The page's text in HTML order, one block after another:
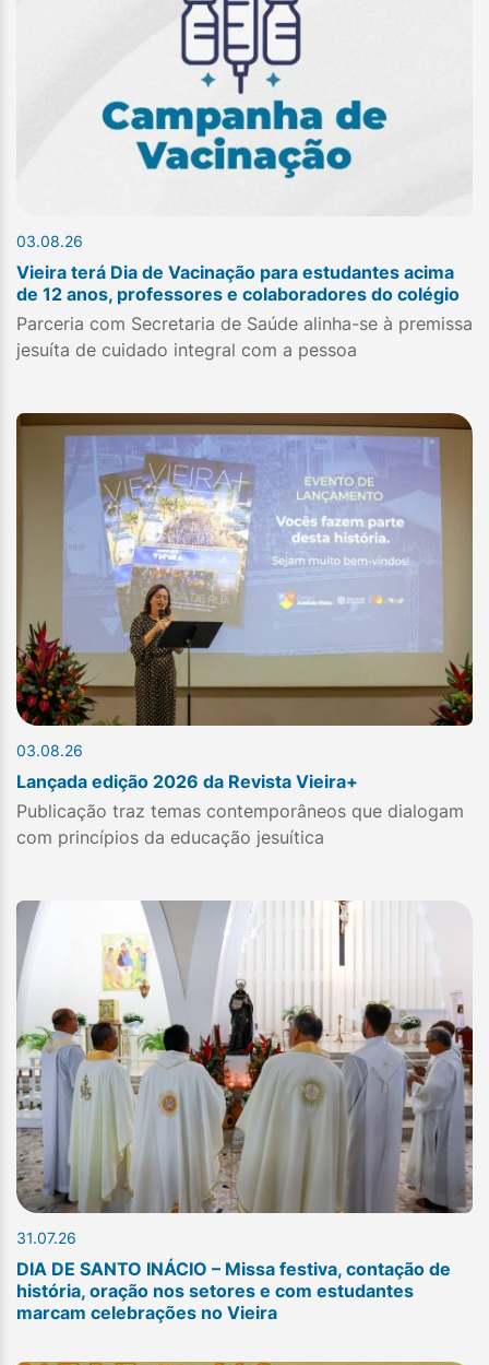
03.08.26
Vieira terá Dia de Vacinação para estudantes acima
de 12 anos, professores e colaboradores do colégio
Parceria com Secretaria de Saúde alinha-se à premissa
jesuíta de cuidado integral com a pessoa
03.08.26
Lançada edição 2026 da Revista Vieira+
Publicação traz temas contemporâneos que dialogam
com princípios da educação jesuítica
31.07.26
DIA DE SANTO INÁCIO – Missa festiva, contação de
história, oração nos setores e com estudantes
marcam celebrações no Vieira